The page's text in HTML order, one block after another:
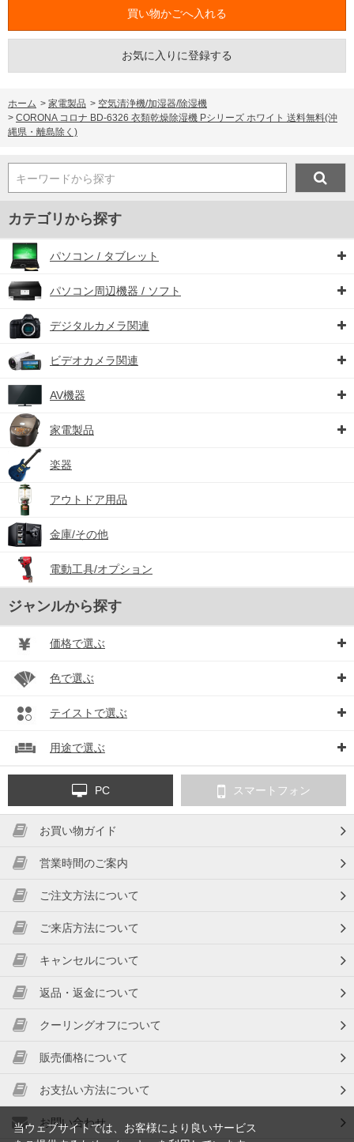
お気に入りに登録する
ホーム > 家電製品 > 空気清浄機/加湿器/除湿機
> CORONA コロナ BD-6326 衣類乾燥除湿機 Pシリーズ ホワイト 送料無料(沖
縄県・離島除く)
キーワードから探す
カテゴリから探す
パソコン / タブレット
パソコン周辺機器 / ソフト
デジタルカメラ関連
ビデオカメラ関連
AV機器
家電製品
楽器
アウトドア用品
金庫/その他
電動工具/オプション
ジャンルから探す
価格で選ぶ
色で選ぶ
テイストで選ぶ
用途で選ぶ
PC スマートフォン
お買い物ガイド
営業時間のご案内
ご注文方法について
ご来店方法について
キャンセルについて
返品・返金について
クーリングオフについて
販売価格について
お支払い方法について
お問い合わせ
当ウェブサイトでは、お客様により良いサービス